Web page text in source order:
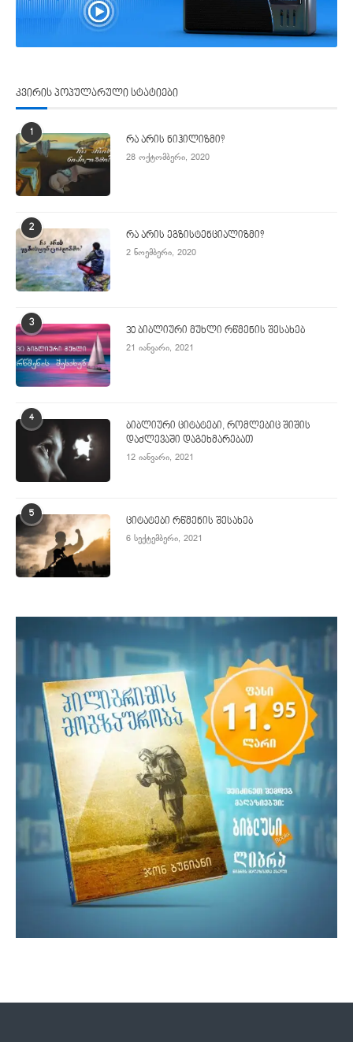
კვირის პოპულარული სტატიები
1
რა არის ნიჰილიზმი?
28 ოქტომბერი, 2020
2
რა არის ეგზისტენციალიზმი?
2 ნოემბერი, 2020
3
30 ბიბლიური მუხლი რწმენის შესახებ
21 იანვარი, 2021
4
ბიბლიური ციტატები, რომლებიც შიშის
დაძლევაში დაგეხმარებათ
12 იანვარი, 2021
5
ციტატები რწმენის შესახებ
6 სექტემბერი, 2021